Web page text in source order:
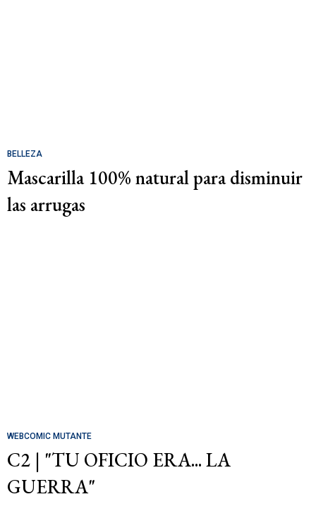
BELLEZA
Mascarilla 100% natural para disminuir
las arrugas
WEBCOMIC MUTANTE
C2 | "TU OFICIO ERA... LA
GUERRA"